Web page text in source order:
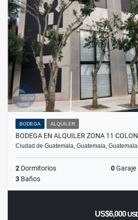
BODEGA ALQUILER
BODEGA EN ALQUILER ZONA 11
Ciudad de Guatemala, Guatemala, Guatemala
2 Dormitorios 0Garaje
3 Baños
US$6,000